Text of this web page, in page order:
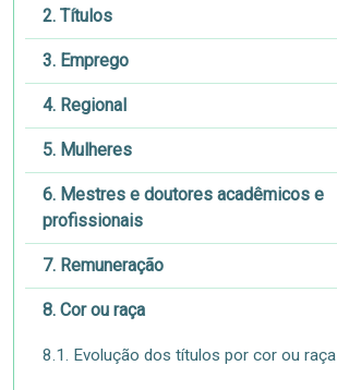
2. Títulos
3. Emprego
4. Regional
5. Mulheres
6. Mestres e doutores acadêmicos e
profissionais
7. Remuneração
8. Cor ou raça
8.1. Evolução dos títulos por cor ou raça